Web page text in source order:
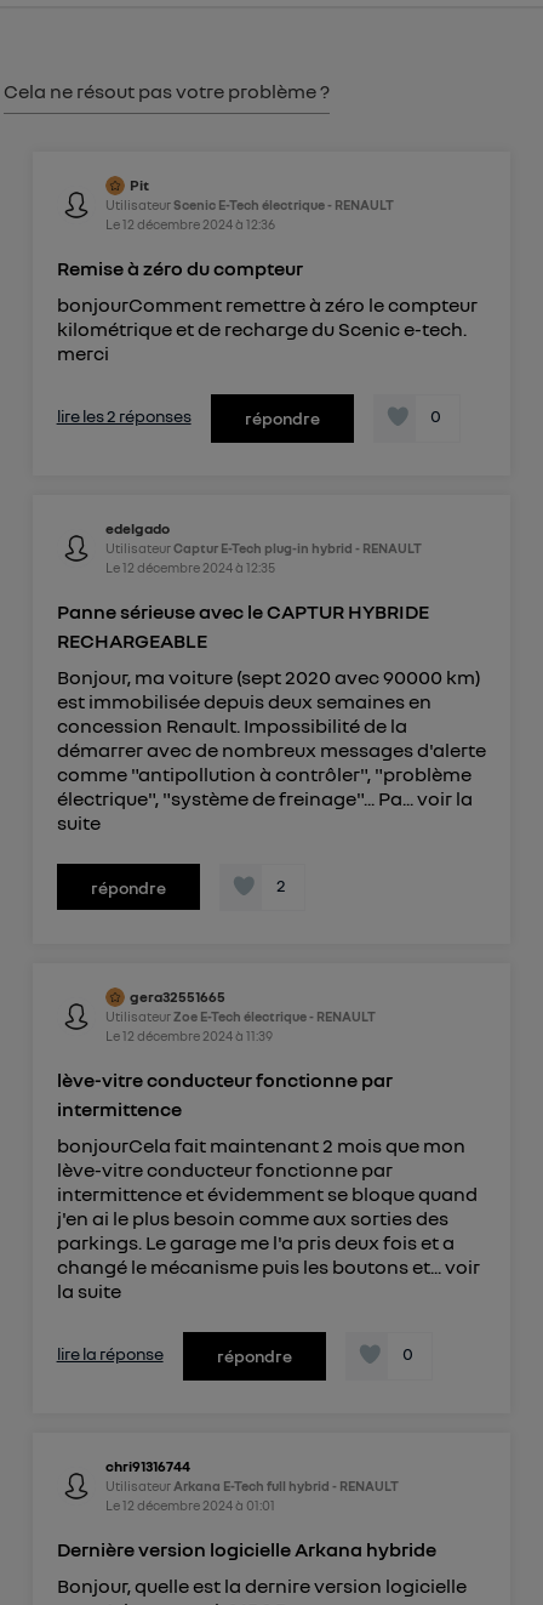
Cela ne résout pas votre problème ?
Pit
UtilisateurScenic E-Tech électrique - RENAULT
Le12 décembre 2024à 12:36
Remise à zéro du compteur
bonjourComment remettre à zéro le compteur
kilométrique et de recharge du Scenic e-tech.
merci
lire les 2 réponses répondre 0
edelgado
UtilisateurCaptur E-Tech plug-in hybrid - RENAULT
Le12 décembre 2024à 12:35
Panne sérieuse avec le CAPTUR HYBRIDE
RECHARGEABLE
Bonjour, ma voiture (sept 2020 avec 90000 km)
est immobilisée depuis deux semaines en
concession Renault. Impossibilité de la
démarrer avec de nombreux messages d'alerte
comme "antipollution à contrôler", "problème
électrique", "système de freinage"... Pa... voir la
suite
répondre 2
gera32551665
UtilisateurZoe E-Tech électrique - RENAULT
Le12 décembre 2024à 11:39
lève-vitre conducteur fonctionne par
intermittence
bonjourCela fait maintenant 2 mois que mon
lève-vitre conducteur fonctionne par
intermittence et évidemment se bloque quand
j'en ai le plus besoin comme aux sorties des
parkings. Le garage me l'a pris deux fois et a
changé le mécanisme puis les boutons et...voir
la suite
lire la réponse répondre 0
chri91316744
Utilisateur Arkana E-Tech full hybrid - RENAULT
Le12 décembre 2024à 01:01
Dernière version logicielle Arkana hybride
Bonjour, quelle est la dernire version logicielle
Pour plus d'informations, veuillez consulter
Politique d'information sur les données